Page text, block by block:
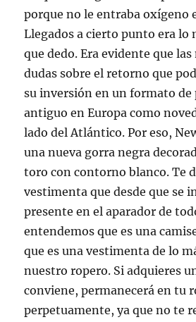
porque no le entraba oxígeno
Llegados a cierto punto era lo
que dedo. Era evidente que
dudas sobre el retorno que
su inversión en un formato
antiguo en Europa como
lado del Atlántico. Por eso,
una nueva gorra negra
toro con contorno blanco. Te
vestimenta que desde que se
presente en el aparador de
entendemos que es una
que es una vestimenta de lo
nuestro ropero. Si adquieres
conviene, permanecerá en tu
perpetuamente, ya que no te